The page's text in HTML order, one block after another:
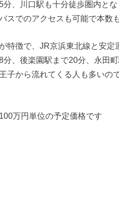
、川口駅も十分徒歩圏内と
でのアクセスも可能で本数
特徴で、JR京浜東北線と安定
、後楽園駅まで20分、永田
子から流れてくる人も多いの
万円単位の予定価格です